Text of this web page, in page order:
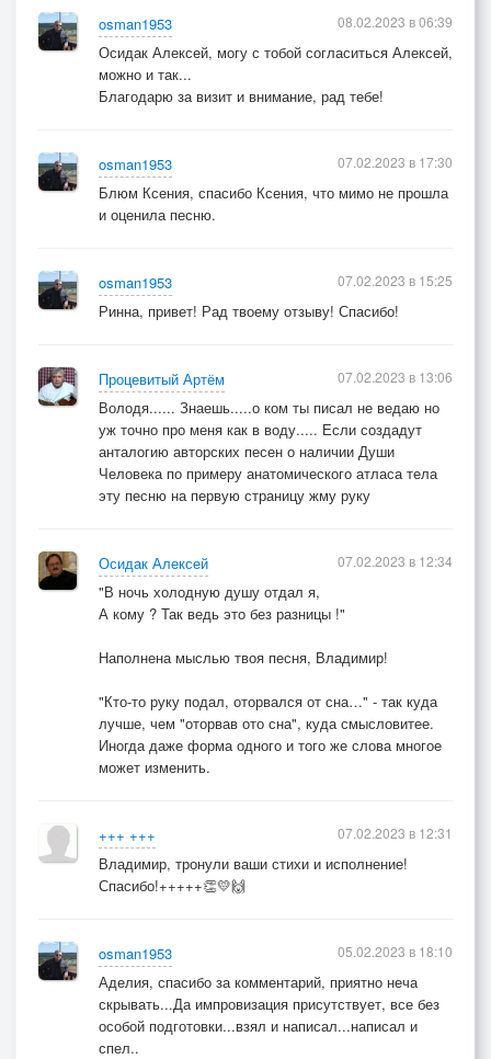
osman1953
Осидак Алексей, могу с тобой согласиться Алексей,
можно и так...
Благодарю за визит и внимание, рад тебе!
08.02.2023 в 06:39
osman1953
Блюм Ксения, спасибо Ксения, что мимо не прошла
и оценила песню.
07.02.2023 в 17:30
osman1953
Ринна, привет! Рад твоему отзыву! Спасибо!
07.02.2023 в 15:25
Процевитый Артём
Володя...... Знаешь.....о ком ты писал не ведаю но
уж точно про меня как в воду..... Если создадут
анталогию авторских песен о наличии Души
Человека по примеру анатомического атласа тела
эту песню на первую страницу жму руку
07.02.2023 в 13:06
Осидак Алексей
"В ночь холодную душу отдал я,
А кому ? Так ведь это без разницы !"
Наполнена мыслью твоя песня, Владимир!
"Кто-то руку подал, оторвался от сна…" - так куда
лучше, чем "оторвав ото сна", куда смысловитее.
Иногда даже форма одного и того же слова многое
может изменить.
07.02.2023 в 12:34
+++ +++
Владимир, тронули ваши стихи и исполнение!
Спасибо!+++++👏💛🙌
07.02.2023 в 12:31
osman1953
Аделия, спасибо за комментарий, приятно неча
скрывать...Да импровизация присутствует, все без
особой подготовки...взял и написал...написал и
спел..
05.02.2023 в 18:10